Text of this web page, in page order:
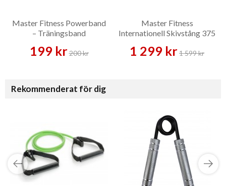
Master Fitness Powerband
– Träningsband
199 kr200 kr
Master Fitness
Internationell Skivstång 375
1 299 kr1 599 kr
Rekommenderat för dig